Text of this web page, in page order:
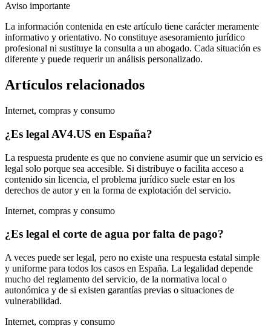
Aviso importante
La información contenida en este artículo tiene carácter meramente
informativo y orientativo. No constituye asesoramiento jurídico
profesional ni sustituye la consulta a un abogado. Cada situación es
diferente y puede requerir un análisis personalizado.
Artículos relacionados
Internet, compras y consumo
¿Es legal AV4.US en España?
La respuesta prudente es que no conviene asumir que un servicio es
legal solo porque sea accesible. Si distribuye o facilita acceso a
contenido sin licencia, el problema jurídico suele estar en los
derechos de autor y en la forma de explotación del servicio.
Internet, compras y consumo
¿Es legal el corte de agua por falta de pago?
A veces puede ser legal, pero no existe una respuesta estatal simple
y uniforme para todos los casos en España. La legalidad depende
mucho del reglamento del servicio, de la normativa local o
autonómica y de si existen garantías previas o situaciones de
vulnerabilidad.
Internet, compras y consumo